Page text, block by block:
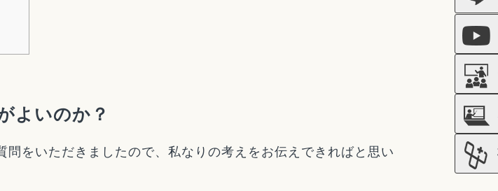
よいのか？
をいただきましたので、私なりの考えをお伝えできればと思い